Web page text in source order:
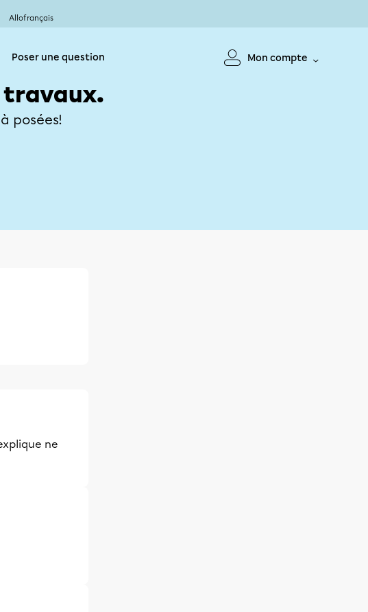
Allofrançais
Poser une question Mon compte
travaux.
posées!
ne